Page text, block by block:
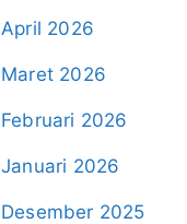
April 2026
Maret 2026
Februari 2026
Januari 2026
Desember 2025